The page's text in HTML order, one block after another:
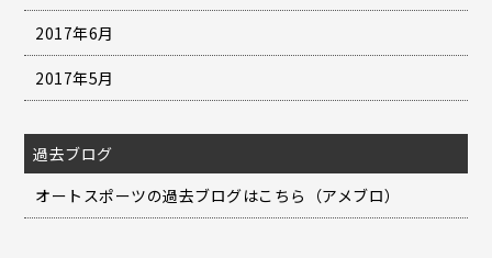
2017年6月
2017年5月
過去ブログ
オートスポーツの過去ブログはこちら（アメブロ）